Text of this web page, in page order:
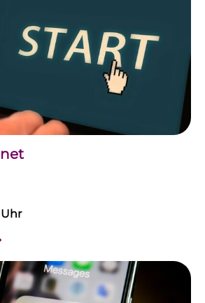
Uhr